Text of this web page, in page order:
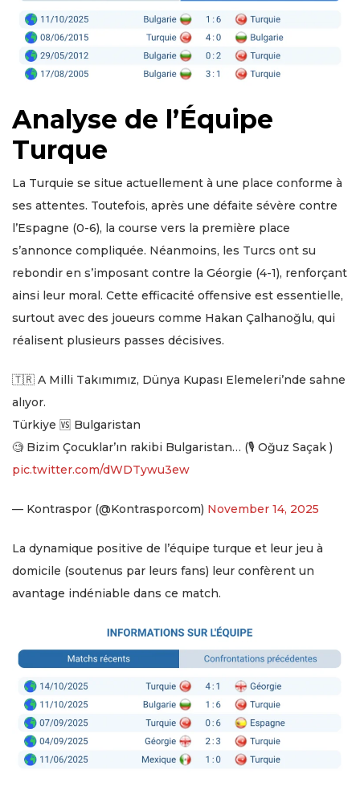
Analyse de l’Équipe
Turque
La Turquie se situe actuellement à une place conforme à
ses attentes. Toutefois, après une défaite sévère contre
l’Espagne (0-6), la course vers la première place
s’annonce compliquée. Néanmoins, les Turcs ont su
rebondir en s’imposant contre la Géorgie (4-1), renforçant
ainsi leur moral. Cette efficacité offensive est essentielle,
surtout avec des joueurs comme Hakan Çalhanoğlu, qui
réalisent plusieurs passes décisives.
🇹🇷 A Milli Takımımız, Dünya Kupası Elemeleri’nde sahne
alıyor.
Türkiye 🆚 Bulgaristan
🧐 Bizim Çocuklar’ın rakibi Bulgaristan… (🎙 Oğuz Saçak )
pic.twitter.com/dWDTywu3ew
— Kontraspor (@Kontrasporcom) November 14, 2025
La dynamique positive de l’équipe turque et leur jeu à
domicile (soutenus par leurs fans) leur confèrent un
avantage indéniable dans ce match.